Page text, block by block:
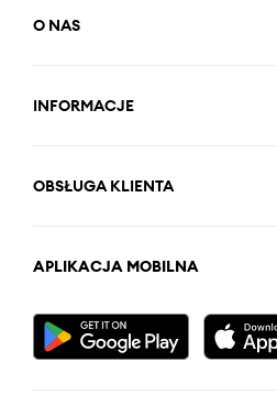
O NAS
INFORMACJE
OBSŁUGA KLIENTA
APLIKACJA MOBILNA